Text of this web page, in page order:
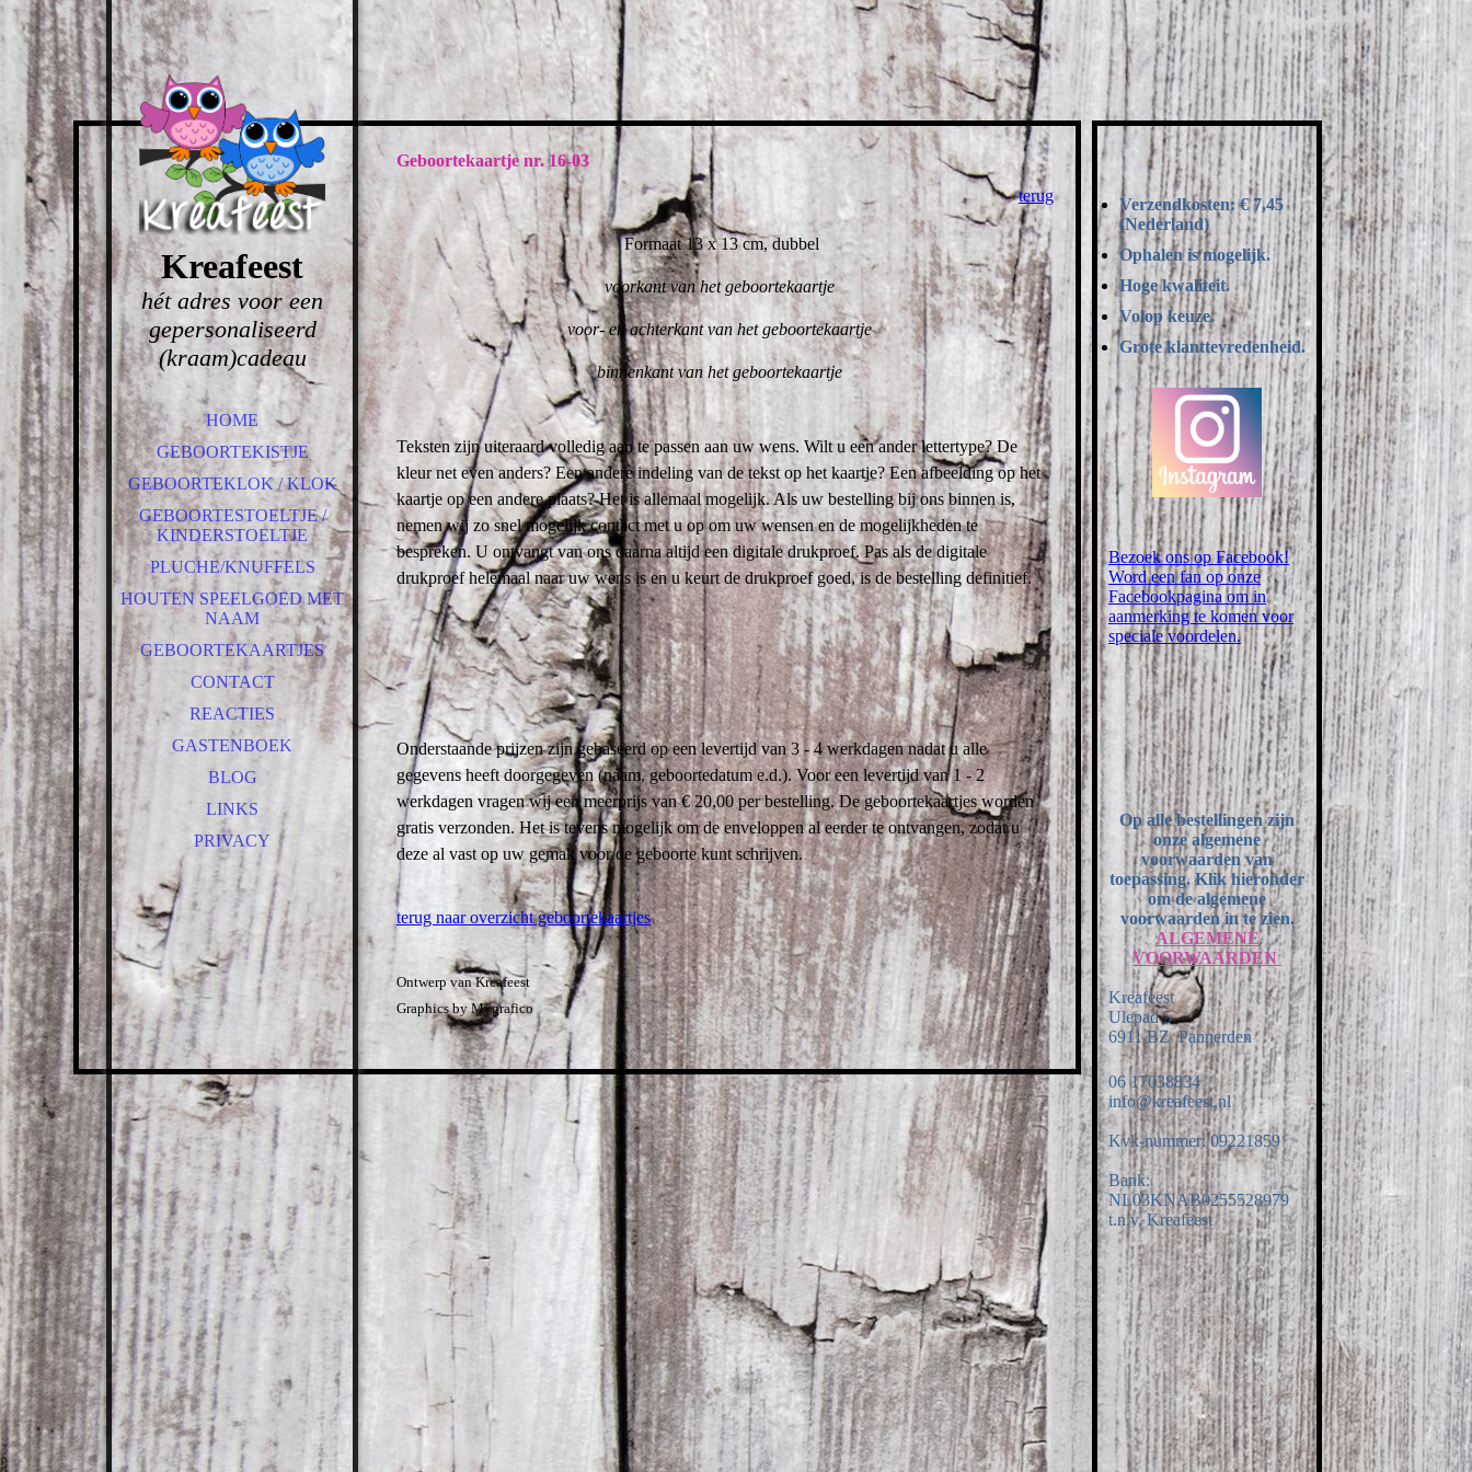
Kreafeest
hét adres voor een
gepersonaliseerd
(kraam)cadeau
HOME
GEBOORTEKISTJE
GEBOORTEKLOK / KLOK
GEBOORTESTOELTJE /
KINDERSTOELTJE
PLUCHE/KNUFFELS
HOUTEN SPEELGOED MET
NAAM
GEBOORTEKAARTJES
CONTACT
REACTIES
GASTENBOEK
BLOG
LINKS
PRIVACY
Geboortekaartje nr. 16-03
terug
Formaat 13 x 13 cm, dubbel
voorkant van het geboortekaartje
voor- en achterkant van het geboortekaartje
binnenkant van het geboortekaartje
Teksten zijn uiteraard volledig aan te passen aan uw wens. Wilt u een ander lettertype? De
kleur net even anders? Een andere indeling van de tekst op het kaartje? Een afbeelding op het
kaartje op een andere plaats? Het is allemaal mogelijk. Als uw bestelling bij ons binnen is,
nemen wij zo snel mogelijk contact met u op om uw wensen en de mogelijkheden te
bespreken. U ontvangt van ons daarna altijd een digitale drukproef. Pas als de digitale
drukproef helemaal naar uw wens is en u keurt de drukproef goed, is de bestelling definitief.
Onderstaande prijzen zijn gebaseerd op een levertijd van 3 - 4 werkdagen nadat u alle
gegevens heeft doorgegeven (naam, geboortedatum e.d.). Voor een levertijd van 1 - 2
werkdagen vragen wij een meerprijs van € 20,00 per bestelling. De geboortekaartjes worden
gratis verzonden. Het is tevens mogelijk om de enveloppen al eerder te ontvangen, zodat u
deze al vast op uw gemak voor de geboorte kunt schrijven.
terug naar overzicht geboortekaartjes
Ontwerp van Kreafeest
Graphics by Mygrafico
Verzendkosten: € 7,45
(Nederland)
Ophalen is mogelijk.
Hoge kwaliteit.
Volop keuze.
Grote klanttevredenheid.
Bezoek ons op Facebook!
Word een fan op onze
Facebookpagina om in
aanmerking te komen voor
speciale voordelen.
Op alle bestellingen zijn
onze algemene
voorwaarden van
toepassing. Klik hieronder
om de algemene
voorwaarden in te zien.
ALGEMENE
VOORWAARDEN
Kreafeest
Ulepad 5
6911 BZ Pannerden
06 17038834
info@kreafeest.nl
Kvk-nummer: 09221859
Bank:
NL03KNAB0255528979
t.n.v. Kreafeest